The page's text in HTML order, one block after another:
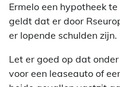
Ermelo een hypotheek
geldt dat er door
er lopende schulden zijn.
Let er goed op dat
voor een leaseauto of